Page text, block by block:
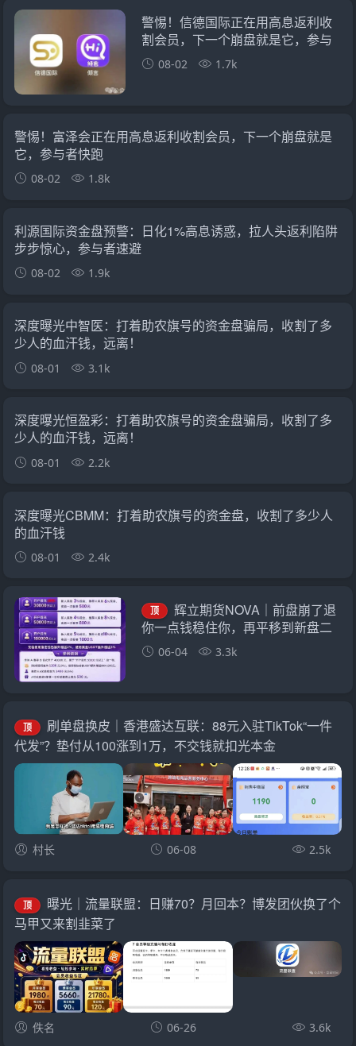
警惕！信德国际正在用高息返利收
割会员，下一个崩盘就是它，参与
者快跑
08-02 1.7k
警惕！富泽会正在用高息返利收割会员，下一个崩盘就是
它，参与者快跑
08-02 1.8k
利源国际资金盘预警：日化1%高息诱惑，拉人头返利陷阱
步步惊心，参与者速避
08-02 1.9k
深度曝光中智医：打着助农旗号的资金盘骗局，收割了多
少人的血汗钱，远离！
08-01 3.1k
深度曝光恒盈彩：打着助农旗号的资金盘骗局，收割了多
少人的血汗钱，远离！
08-01 2.2k
深度曝光CBMM：打着助农旗号的资金盘，收割了多少人
的血汗钱
08-01 2.4k
顶
辉立期货NOVA｜前盘崩了退
你一点钱稳住你，再平移到新盘二
次收割——诈骗团伙的“平移换壳流
水线”已跑了三次
06-04 3.3k
顶
刷单盘换皮｜香港盛达互联：88元入驻TikTok“一件
代发”？垫付从100涨到1万，不交钱就扣光本金
村长 06-08 2.5k
顶
曝光｜流量联盟：日赚70？月回本？博发团伙换了个
马甲又来割韭菜了
佚名 06-26 3.6k